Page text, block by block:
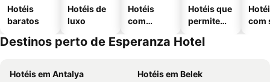
Hotéis
baratos
Hotéis de
luxo
Hotéis
com
Hotéis que
permitem
com
Destinos perto de Esperanza Hotel
Hotéis em Antalya
Hotéis em Belek